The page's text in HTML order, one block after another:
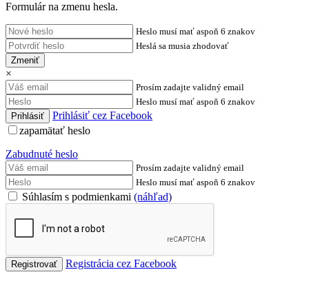
Formulár na zmenu hesla.
Heslo musí mať aspoň 6 znakov
Heslá sa musia zhodovať
Zmeniť
×
Prosím zadajte validný email
Heslo musí mať aspoň 6 znakov
Prihlásiť cez Facebook
zapamätať heslo
Zabudnuté heslo
Prosím zadajte validný email
Heslo musí mať aspoň 6 znakov
Súhlasím s podmienkami (náhľad)
Registrácia cez Facebook